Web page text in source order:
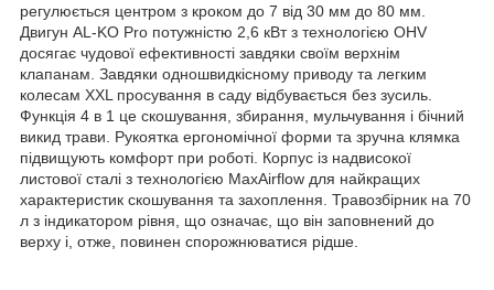
регулюється центром з кроком до 7 від 30 мм до 80 мм.
Двигун AL-KO Pro потужністю 2,6 кВт з технологією OHV
досягає чудової ефективності завдяки своїм верхнім
клапанам. Завдяки одношвидкісному приводу та легким
колесам XXL просування в саду відбувається без зусиль.
Функція 4 в 1 це скошування, збирання, мульчування і бічний
викид трави. Рукоятка ергономічної форми та зручна клямка
підвищують комфорт при роботі. Корпус із надвисокої
листової сталі з технологією MaxAirflow для найкращих
характеристик скошування та захоплення. Травозбірник на 70
л з індикатором рівня, що означає, що він заповнений до
верху і, отже, повинен спорожнюватися рідше.